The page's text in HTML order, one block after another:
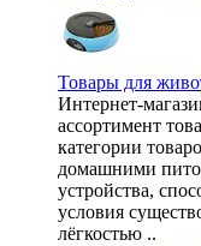
Товары для
Интернет-
ассортимент
категории
домашними
устройства,
условия
лёгкостью ..